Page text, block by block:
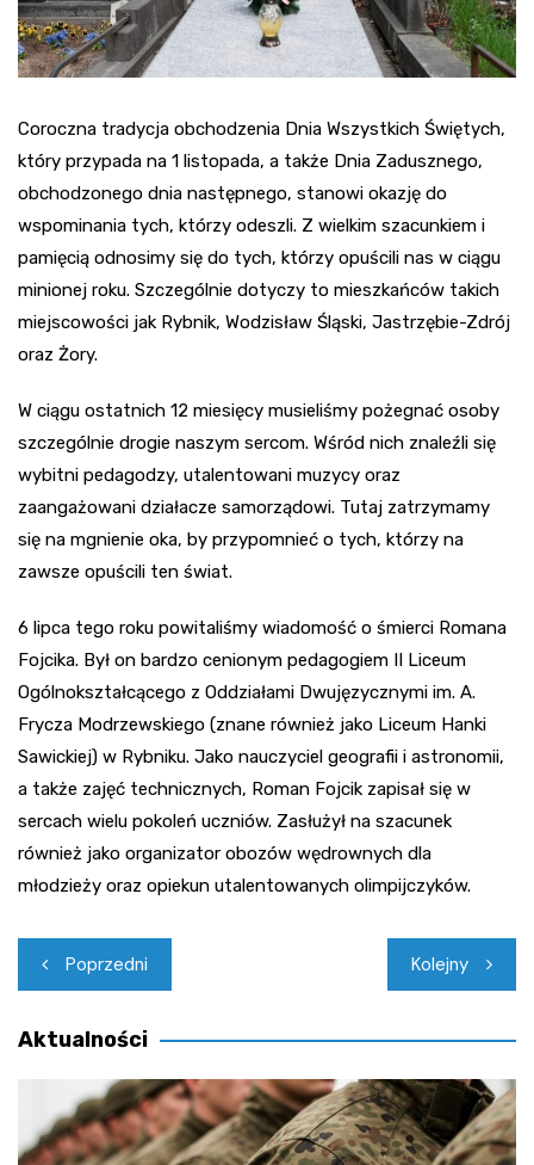
Coroczna tradycja obchodzenia Dnia Wszystkich Świętych,
który przypada na 1 listopada, a także Dnia Zadusznego,
obchodzonego dnia następnego, stanowi okazję do
wspominania tych, którzy odeszli. Z wielkim szacunkiem i
pamięcią odnosimy się do tych, którzy opuścili nas w ciągu
minionej roku. Szczególnie dotyczy to mieszkańców takich
miejscowości jak Rybnik, Wodzisław Śląski, Jastrzębie-Zdrój
oraz Żory.
W ciągu ostatnich 12 miesięcy musieliśmy pożegnać osoby
szczególnie drogie naszym sercom. Wśród nich znaleźli się
wybitni pedagodzy, utalentowani muzycy oraz
zaangażowani działacze samorządowi. Tutaj zatrzymamy
się na mgnienie oka, by przypomnieć o tych, którzy na
zawsze opuścili ten świat.
6 lipca tego roku powitaliśmy wiadomość o śmierci Romana
Fojcika. Był on bardzo cenionym pedagogiem II Liceum
Ogólnokształcącego z Oddziałami Dwujęzycznymi im. A.
Frycza Modrzewskiego (znane również jako Liceum Hanki
Sawickiej) w Rybniku. Jako nauczyciel geografii i astronomii,
a także zajęć technicznych, Roman Fojcik zapisał się w
sercach wielu pokoleń uczniów. Zasłużył na szacunek
również jako organizator obozów wędrownych dla
młodzieży oraz opiekun utalentowanych olimpijczyków.
Nawigacja
wpisu
Poprzedni Kolejny
Aktualności